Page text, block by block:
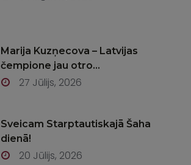
Marija Kuzņecova – Latvijas
čempione jau otro...
27 Jūlijs, 2026
Sveicam Starptautiskajā Šaha
dienā!
20 Jūlijs, 2026